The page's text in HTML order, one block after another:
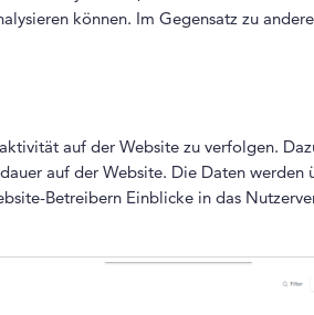
können. Im Gegensatz zu
auf der Website zu verfolgen.
auf der Website. Die Daten werden
Betreibern Einblicke in das